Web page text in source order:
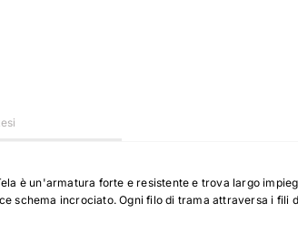
è un'armatura forte e resistente e trova largo
schema incrociato. Ogni filo di trama attraversa i fili